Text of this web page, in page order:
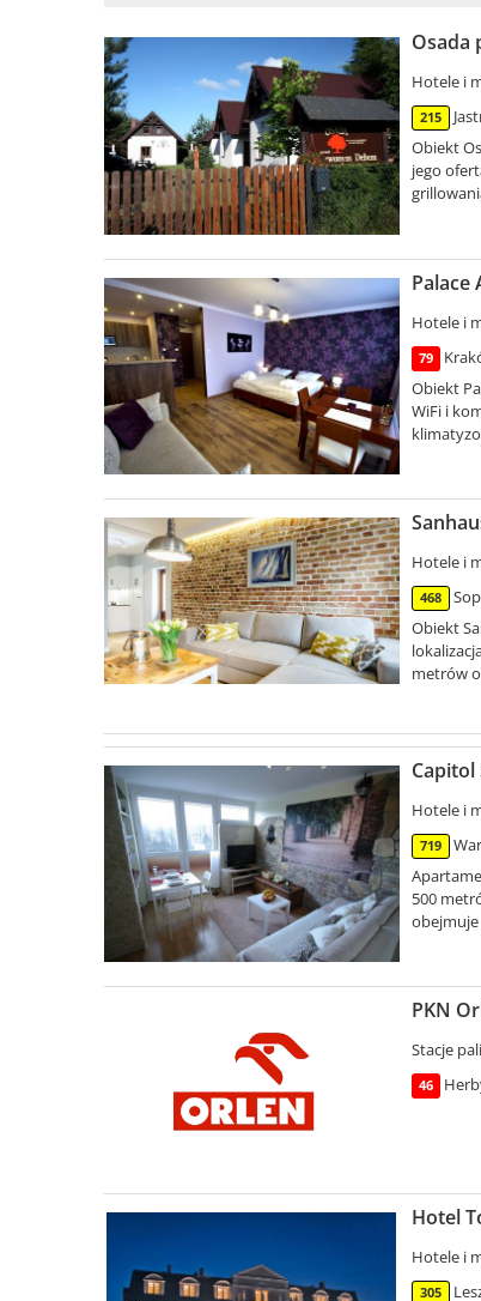
Osada
Hotele i
215
Obiekt
jego
Palace
Hotele i
79
Obiekt
WiFi i
Hotele i
468
Obiekt
metrów
Capitol
Hotele i
719
500
obejmuje
PKN
Stacje
46
Hotel
Hotele i
305